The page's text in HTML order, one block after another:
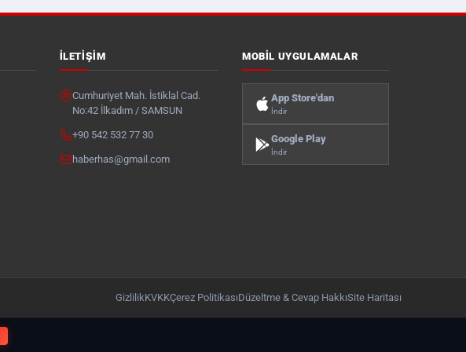
İLETIŞIM
Cumhuriyet Mah. İstiklal Cad.
No:42 İlkadım / SAMSUN
+90 542 532 77 30
haberhas@gmail.com
MOBIL UYGULAMALAR
App Store'dan
İndir
Google Play
İndir
GizlilikKVKKÇerez PolitikasıDüzeltme & Cevap HakkıSite Haritası